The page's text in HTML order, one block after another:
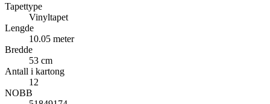
Tapettype
Vinyltapet
Lengde
10.05 meter
Bredde
53 cm
Antall i kartong
12
NOBB